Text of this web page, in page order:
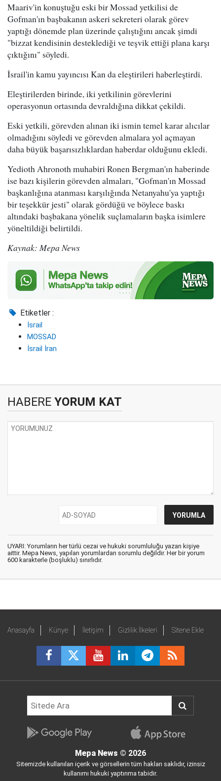
Maariv'in konuştuğu eski bir Mossad yetkilisi de
Gofman'ın başbakanın askeri sekreteri olarak görev
yaptığı dönemde plan üzerinde çalıştığını ancak şimdi
"bizzat kendisinin desteklediği ve teşvik ettiği plana karşı
çıktığını" söyledi.
İsrail'in kamu yayıncısı Kan da eleştirileri haberleştirdi.
Eleştirilerden birinde, iki yetkilinin görevlerini
operasyonun ortasında devraldığına dikkat çekildi.
Eski yetkili, görevden alınan iki ismin temel karar alıcılar
olmadığını söyledi ve görevden almalara yol açmayan
daha büyük başarısızlıklardan haberdar olduğunu ekledi.
Yedioth Ahronoth muhabiri Ronen Bergman'ın haberinde
ise bazı kişilerin görevden almaları, "Gofman'ın Mossad
başkanlığına atanması karşılığında Netanyahu'ya yaptığı
bir teşekkür jesti" olarak gördüğü ve böylece baskı
altındaki başbakana yönelik suçlamaların başka isimlere
yöneltildiği belirtildi.
Kaynak: Mepa News
Etiketler :
İsrail
MOSSAD
İsrail İran
HABERE YORUM KAT
UYARI: Yorumların her türlü cezai ve hukuki sorumluluğu yazan kişiye
aittir. Mepa News, yapılan yorumlardan sorumlu değildir. Her bir yorum
600 karakterle (boşluklu) sınırlıdır.
Anasayfa Künye İletişim Gizlilik İlkeleri Sitene Ekle
Mepa News © 2026
Sitemizde kullanılan içerik ve görsellerin tüm hakları saklıdır, izinsiz
kullanımı hukuki yaptırıma tabidir.